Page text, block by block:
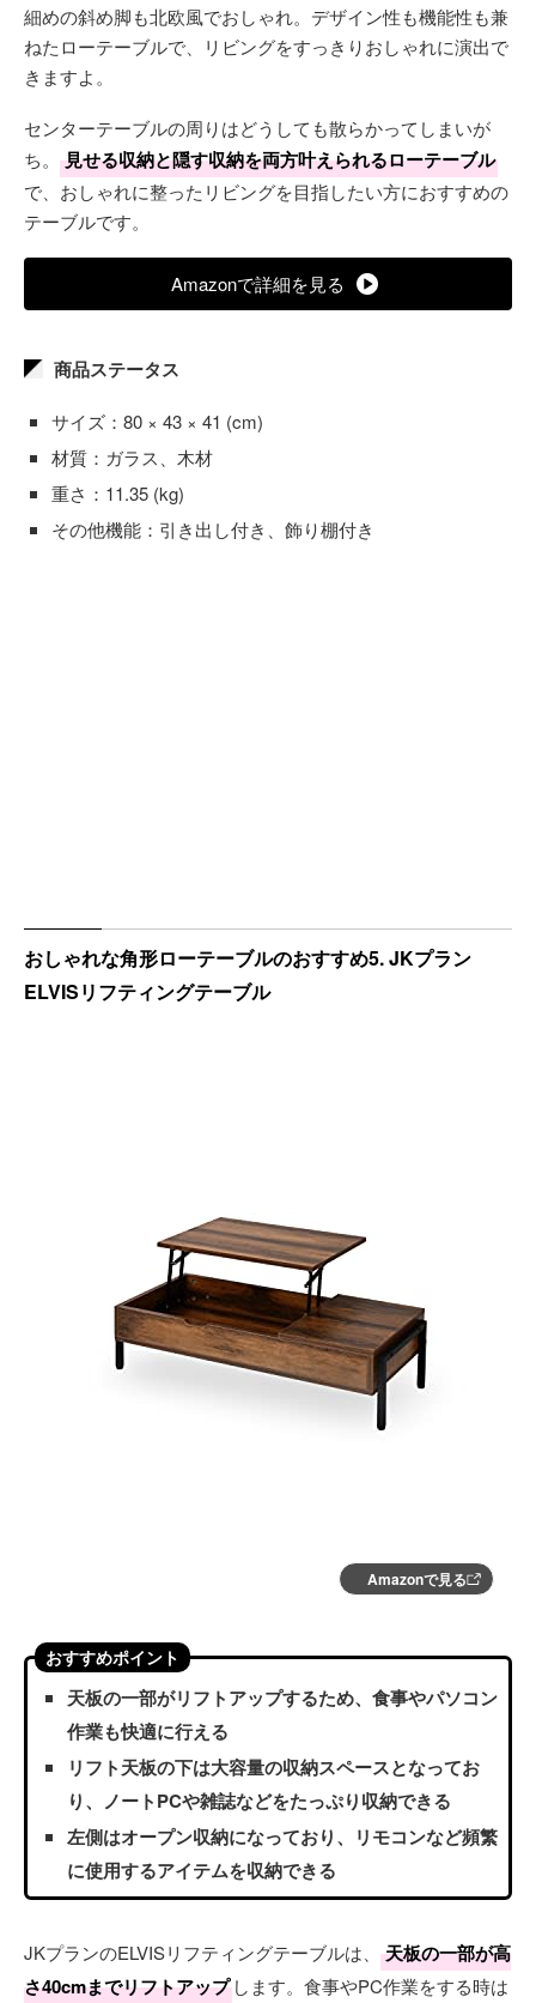
細めの斜め脚も北欧風でおしゃれ。デザイン性も機能性も兼
ねたローテーブルで、リビングをすっきりおしゃれに演出で
きますよ。
センターテーブルの周りはどうしても散らかってしまいが
ち。
見せる収納と隠す収納を両方叶えられるローテーブル
で、おしゃれに整ったリビングを目指したい方におすすめの
テーブルです。
Amazonで詳細を見る
商品ステータス
サイズ：80 × 43 × 41 (cm)
材質：ガラス、木材
重さ：11.35 (kg)
その他機能：引き出し付き、飾り棚付き
おしゃれな角形ローテーブルのおすすめ5. JKプラン
ELVISリフティングテーブル
Amazonで見る
おすすめポイント
天板の一部がリフトアップするため、食事やパソコン
作業も快適に行える
リフト天板の下は大容量の収納スペースとなってお
り、ノートPCや雑誌などをたっぷり収納できる
左側はオープン収納になっており、リモコンなど頻繁
に使用するアイテムを収納できる
JKプランのELVISリフティングテーブルは、
天板の一部が高
さ40cmまでリフトアップ します。食事やPC作業をする時は